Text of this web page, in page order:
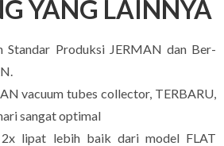
YANG LAINNYA
Standar Produksi JERMAN dan Ber-
vacuum tubes collector, TERBARU,
sangat optimal
2x lipat lebih baik dari model FLAT